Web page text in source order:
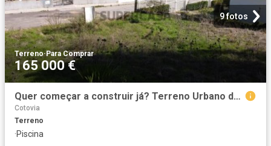
9 fotos
Terreno· Para Comprar
165 000 €
Quer começar a construir já? Terreno Urbano de 960 m² em Sesimbra | Projeto Aprovado e Licença de Construção Ativa
Cotovia
Terreno
·Piscina